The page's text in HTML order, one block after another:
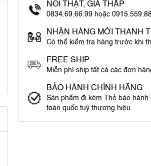
NÓI THẬT, GIÁ THẤP
0834.69.66.99 hoặc
NHẬN HÀNG MỚI THANH
Có thể kiểm tra hàng trước khi
FREE SHIP
Miễn phí ship tất cả các đơn
BẢO HÀNH CHÍNH HÃNG
Sản phẩm đi kèm Thẻ bảo
toàn quốc tuỳ thương hiệu.